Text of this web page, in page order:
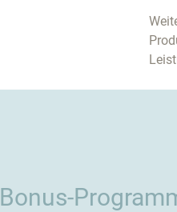
Bonus-